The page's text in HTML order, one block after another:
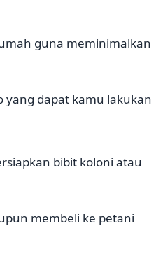
guna meminimalkan
yang dapat kamu lakukan
bibit koloni atau
membeli ke petani